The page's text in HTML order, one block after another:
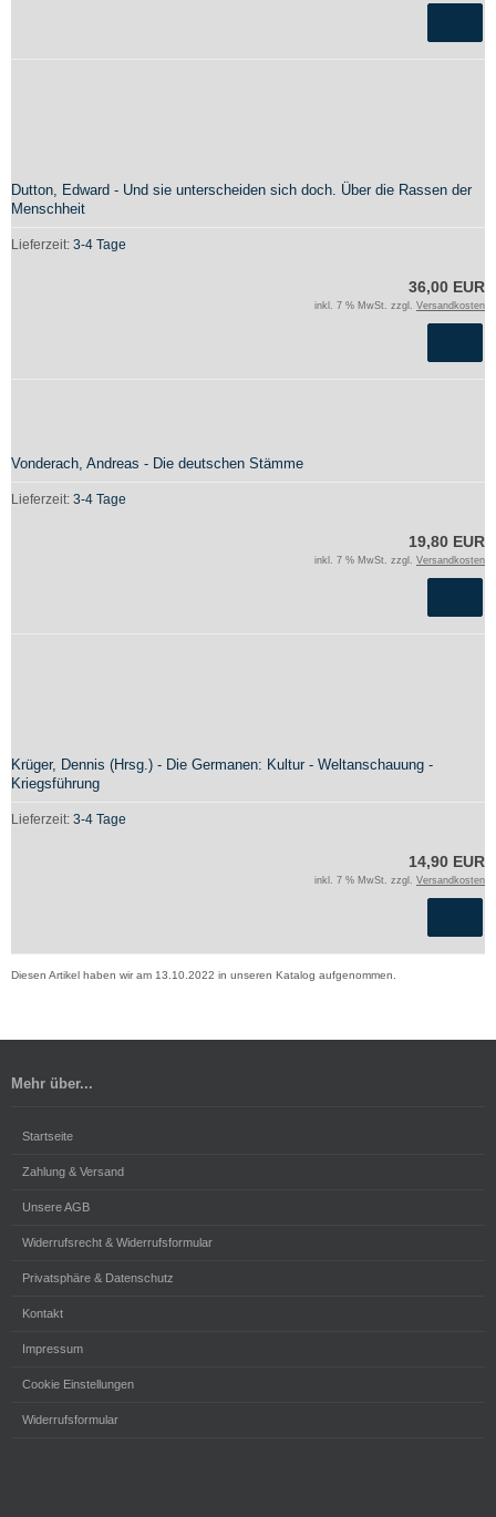
Dutton, Edward - Und sie unterscheiden sich doch. Über die Rassen der
Menschheit
Lieferzeit: 3-4 Tage
36,00 EUR
inkl. 7 % MwSt. zzgl. Versandkosten
Vonderach, Andreas - Die deutschen Stämme
Lieferzeit: 3-4 Tage
19,80 EUR
inkl. 7 % MwSt. zzgl. Versandkosten
Krüger, Dennis (Hrsg.) - Die Germanen: Kultur - Weltanschauung -
Kriegsführung
Lieferzeit: 3-4 Tage
14,90 EUR
inkl. 7 % MwSt. zzgl. Versandkosten
Diesen Artikel haben wir am 13.10.2022 in unseren Katalog aufgenommen.
Mehr über...
Startseite
Zahlung & Versand
Unsere AGB
Widerrufsrecht & Widerrufsformular
Privatsphäre & Datenschutz
Kontakt
Impressum
Cookie Einstellungen
Widerrufsformular